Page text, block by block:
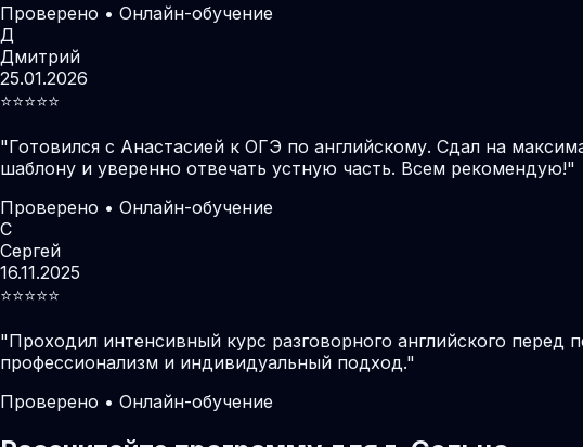
Проверено • Онлайн-обучение
Д
Дмитрий
25.01.2026
⭐️⭐️⭐️⭐️⭐️
"Готовился с Анастасией к ОГЭ по английскому. Сдал на
шаблону и уверенно отвечать устную часть. Всем рекомендую!"
Проверено • Онлайн-обучение
С
Сергей
16.11.2025
⭐️⭐️⭐️⭐️⭐️
"Проходил интенсивный курс разговорного английского
профессионализм и индивидуальный подход."
Проверено • Онлайн-обучение